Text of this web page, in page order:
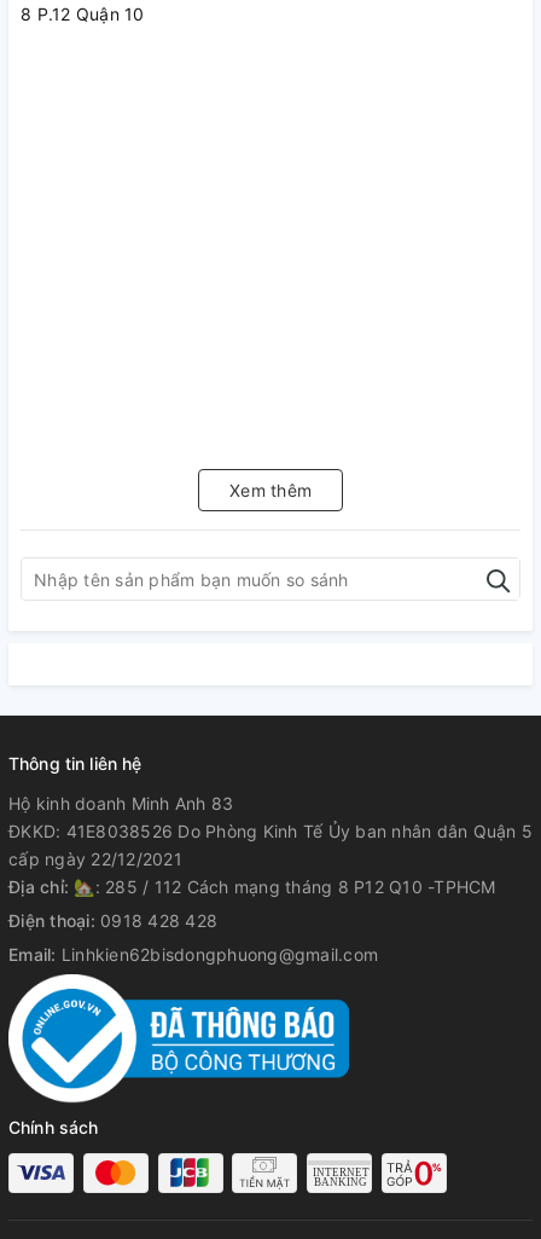
8 P.12 Quận 10
Xem thêm
Thông tin liên hệ
Hộ kinh doanh Minh Anh 83
ĐKKD: 41E8038526 Do Phòng Kinh Tế Ủy ban nhân dân Quận 5
cấp ngày 22/12/2021
Địa chỉ: 🏡: 285 / 112 Cách mạng tháng 8 P12 Q10 -TPHCM
Điện thoại: 0918 428 428
Email: Linhkien62bisdongphuong@gmail.com
Chính sách